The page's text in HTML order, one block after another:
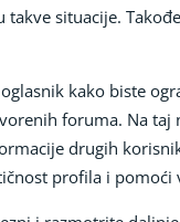
situacije.
kako biste
foruma. Na
drugih
profila i